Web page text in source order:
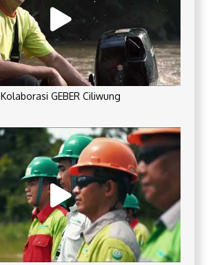
Kolaborasi GEBER Ciliwung